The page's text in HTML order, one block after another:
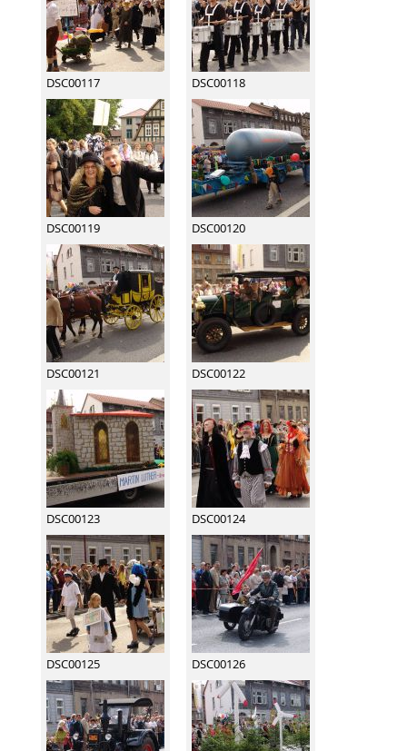
DSC00117 DSC00118
DSC00119 DSC00120
DSC00121 DSC00122
DSC00123 DSC00124
DSC00125 DSC00126